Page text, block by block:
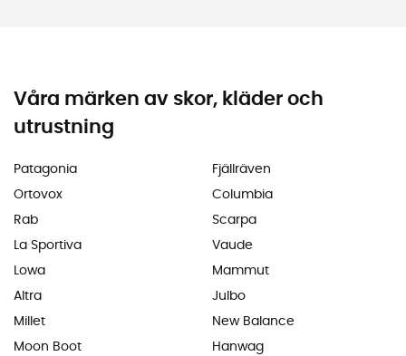
Våra märken av skor, kläder och
utrustning
Patagonia
Ortovox
Rab
La Sportiva
Lowa
Altra
Millet
Moon Boot
Fjällräven
Columbia
Scarpa
Vaude
Mammut
Julbo
New Balance
Hanwag